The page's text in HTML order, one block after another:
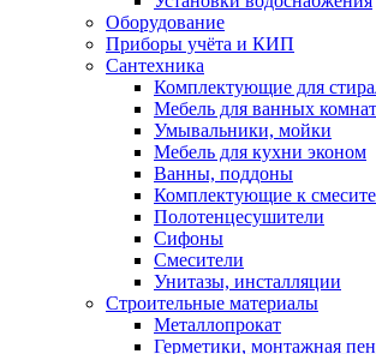
Оборудование
Приборы учёта и КИП
Сантехника
Комплектующие для
Мебель для ванных комнат
Умывальники, мойки
Мебель для кухни эконом
Ванны, поддоны
Комплектующие к
Полотенцесушители
Сифоны
Смесители
Унитазы, инсталляции
Строительные материалы
Металлопрокат
Герметики, монтажная